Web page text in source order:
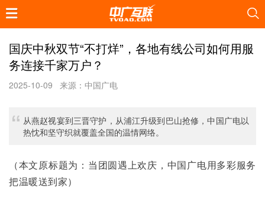
国庆中秋双节“不打烊”，各地有线公司如何用服
务连接千家万户？
2025-10-09 来源：中国广电
从燕赵视宴到三晋守护，从浦江升级到巴山抢修，中国广电以
热忱和坚守织就覆盖全国的温情网络。
（本文原标题为：当团圆遇上欢庆，中国广电用多彩服务
把温暖送到家）